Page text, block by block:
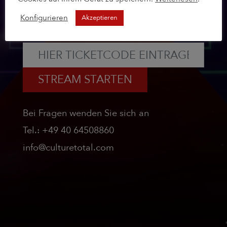
Dieser lässt sich erst 10 Minuten vor Beginn
des Events starten.
STREAM STARTEN
Bei Fragen wenden Sie sich an
Tel.: +49 40 64508860
info@culturetotal.com
Konfigurieren
Akzeptieren